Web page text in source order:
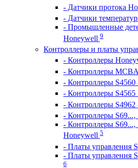
- Датчики протока
- Датчики
- Промышленные
Honeywell 9
Контроллеры и платы
- Контроллеры
- Контроллеры
- Контроллеры
- Контроллеры S4565
- Контроллеры
- Контроллеры
- Контроллеры
Honeywell 5
- Платы управления
- Платы управления
6